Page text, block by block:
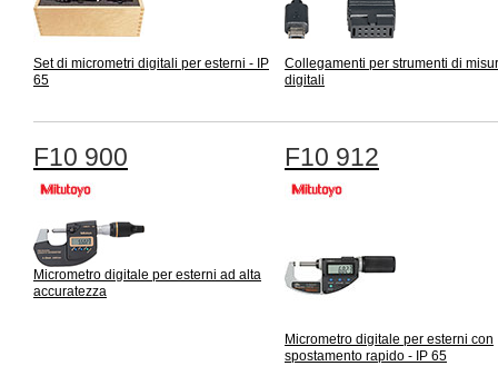
Set di micrometri digitali per esterni - IP
65
Collegamenti per strumenti di
digitali
F10 900
Micrometro digitale per esterni ad alta
accuratezza
F10 912
Micrometro digitale per esterni con
spostamento rapido - IP 65